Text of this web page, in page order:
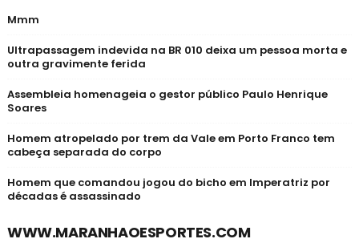
Mmm
Ultrapassagem indevida na BR 010 deixa um pessoa morta e
outra gravimente ferida
Assembleia homenageia o gestor público Paulo Henrique
Soares
Homem atropelado por trem da Vale em Porto Franco tem
cabeça separada do corpo
Homem que comandou jogou do bicho em Imperatriz por
décadas é assassinado
WWW.MARANHAOESPORTES.COM